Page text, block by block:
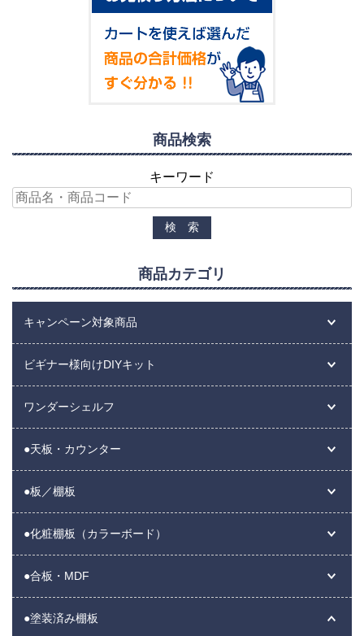
商品検索
キーワード
商品カテゴリ
キャンペーン対象商品
ビギナー様向けDIYキット
ワンダーシェルフ
●天板・カウンター
●板／棚板
●化粧棚板（カラーボード）
●合板・MDF
●塗装済み棚板